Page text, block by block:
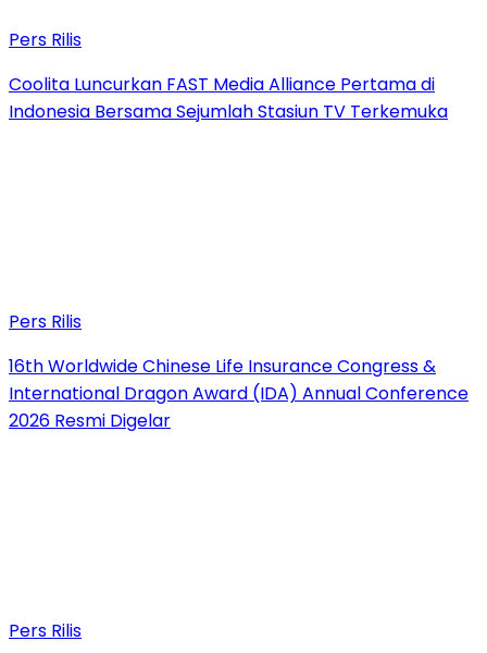
Pers Rilis
Coolita Luncurkan FAST Media Alliance Pertama di
Indonesia Bersama Sejumlah Stasiun TV Terkemuka
Pers Rilis
16th Worldwide Chinese Life Insurance Congress &
International Dragon Award (IDA) Annual Conference
2026 Resmi Digelar
Pers Rilis